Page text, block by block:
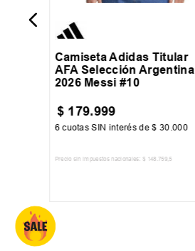
Camiseta Adidas Titular
AFA Selección Argentina
2026 Messi #10
$ 179.999
6 cuotas SIN interés de$ 30 .000
Precio sin impuestos nacionales: $ 148 .759,5